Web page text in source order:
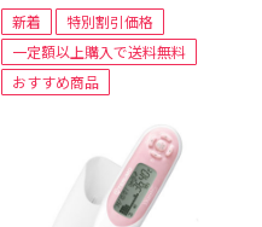
新着
特別割引価格
一定額以上購入で送料無料
おすすめ商品